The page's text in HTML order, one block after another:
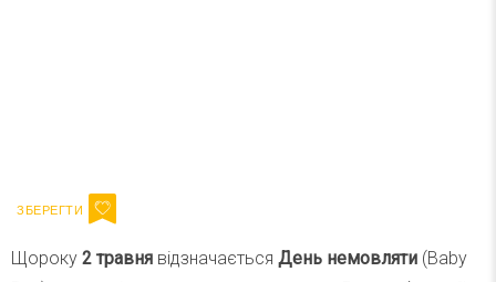
Щороку 2 травня відзначається День немовляти (Baby